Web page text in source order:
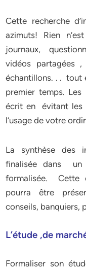
Cette recherche
azimuts! Rien
journaux,
vidéos partagées
échantillons. . . tout
premier temps.
écrit en évitant les
l’usage de votre
La synthèse des
finalisée dans
formalisée. Cette
pourra être
conseils, banquiers,
L’étude ,de
Formaliser son